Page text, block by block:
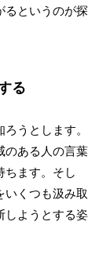
るというのが探
る
うとします。
のある人の言葉
ちます。そし
いくつも汲み取
しようとする姿